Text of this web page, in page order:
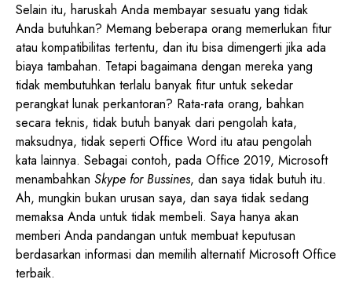
Selain itu, haruskah Anda membayar sesuatu yang tidak
Anda butuhkan? Memang beberapa orang memerlukan fitur
atau kompatibilitas tertentu, dan itu bisa dimengerti jika ada
biaya tambahan. Tetapi bagaimana dengan mereka yang
tidak membutuhkan terlalu banyak fitur untuk sekedar
perangkat lunak perkantoran? Rata-rata orang, bahkan
secara teknis, tidak butuh banyak dari pengolah kata,
maksudnya, tidak seperti Office Word itu atau pengolah
kata lainnya. Sebagai contoh, pada Office 2019, Microsoft
menambahkan Skype for Bussines, dan saya tidak butuh itu.
Ah, mungkin bukan urusan saya, dan saya tidak sedang
memaksa Anda untuk tidak membeli. Saya hanya akan
memberi Anda pandangan untuk membuat keputusan
berdasarkan informasi dan memilih alternatif Microsoft Office
terbaik.